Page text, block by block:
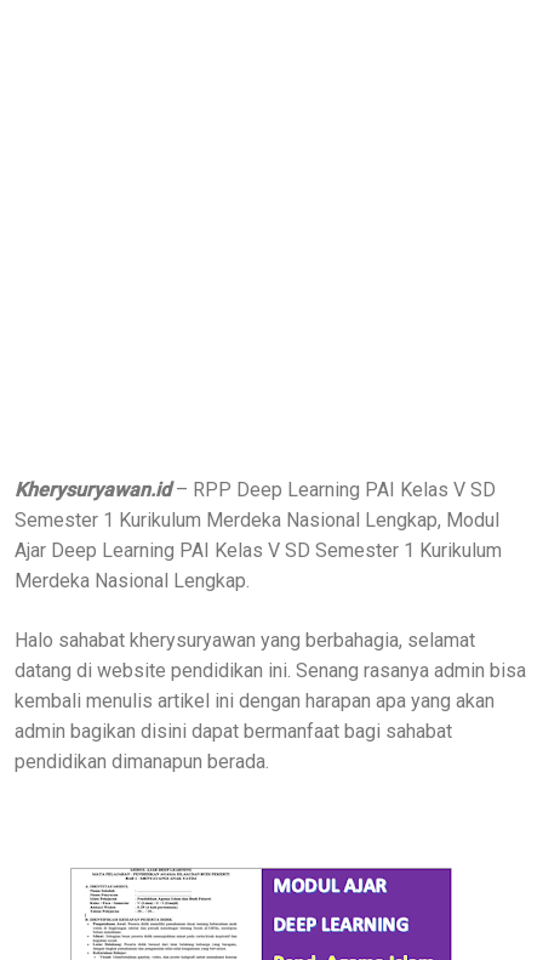
Kherysuryawan.id– RPP Deep Learning PAI Kelas V SD
Semester 1 Kurikulum Merdeka Nasional Lengkap, Modul
Ajar Deep Learning PAI Kelas V SD Semester 1 Kurikulum
Merdeka Nasional Lengkap.
Halo sahabat kherysuryawan yang berbahagia, selamat
datang di website pendidikan ini. Senang rasanya admin bisa
kembali menulis artikel ini dengan harapan apa yang akan
admin bagikan disini dapat bermanfaat bagi sahabat
pendidikan dimanapun berada.